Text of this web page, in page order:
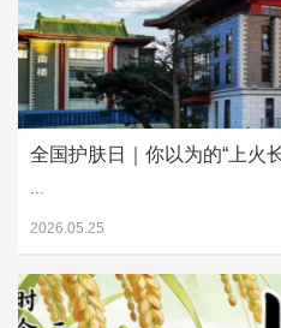
...
2026.05.25